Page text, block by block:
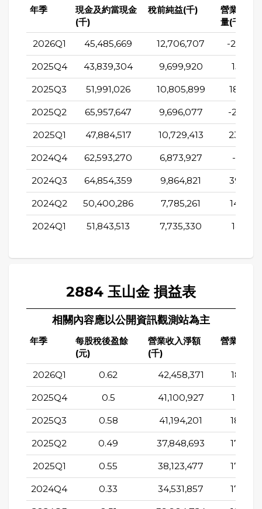
年季
現金及約當現金
(千)
稅前純益(千)
營業活動
量(千)
2026Q1 45,485,669 12,706,707 -
2025Q4 43,839,304 9,699,920
2025Q3 51,991,026 10,805,899
2025Q2 65,957,647 9,696,077 -
2025Q1 47,884,517 10,729,413
2024Q4 62,593,270 6,873,927 -
2024Q3 64,854,359 9,864,821
2024Q2 50,400,286 7,785,261
2024Q1 51,843,513 7,735,330
2884 玉山金 損益表
相關內容應以公開資訊觀測站為主
年季
每股稅後盈餘
(元)
營業收入淨額
(千)
營業成本(
2026Q1 0.62 42,458,371
2025Q4 0.5 41,100,927
2025Q3 0.58 41,194,201
2025Q2 0.49 37,848,693
2025Q1 0.55 38,123,477
2024Q4 0.33 34,531,857